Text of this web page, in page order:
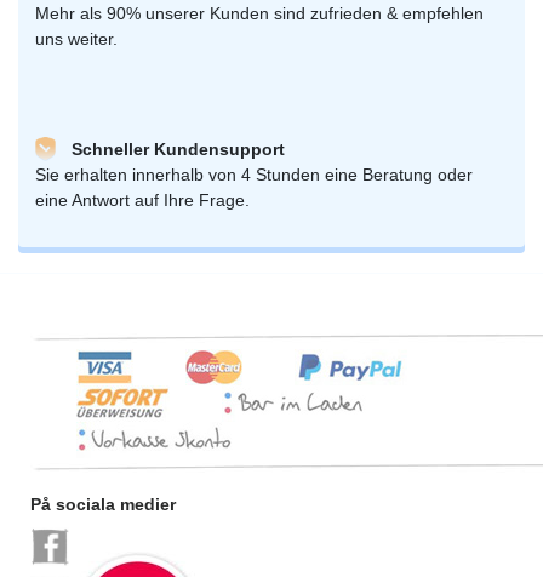
Mehr als 90% unserer Kunden sind zufrieden & empfehlen
uns weiter.
Schneller Kundensupport
Sie erhalten innerhalb von 4 Stunden eine Beratung oder
eine Antwort auf Ihre Frage.
På sociala medier